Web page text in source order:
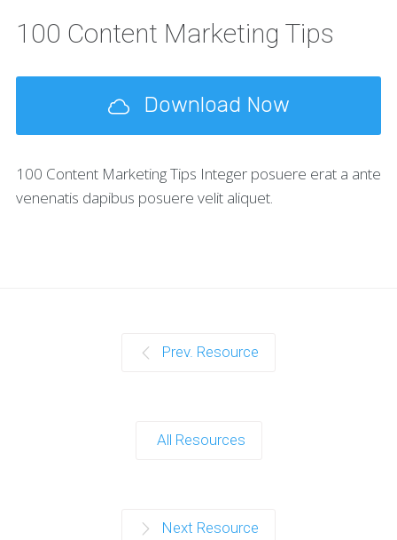
100 Content Marketing Tips
Download Now
100 Content Marketing Tips Integer posuere erat a ante
venenatis dapibus posuere velit aliquet.
Prev. Resource
All Resources
Next Resource